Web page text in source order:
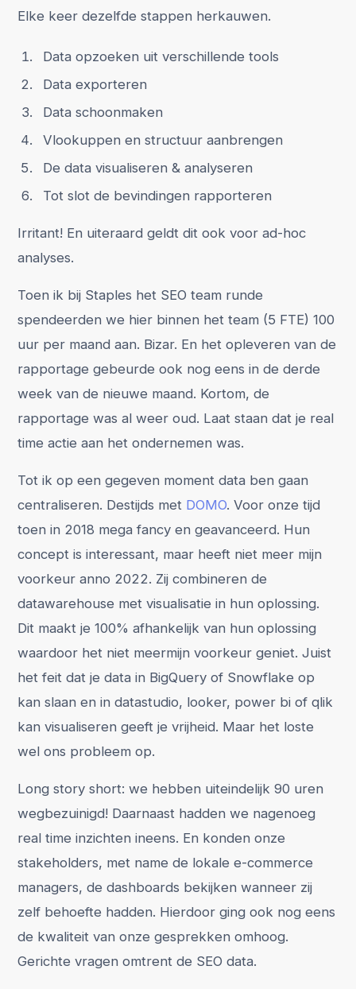
Elke keer dezelfde stappen herkauwen.
Data opzoeken uit verschillende tools
Data exporteren
Data schoonmaken
Vlookuppen en structuur aanbrengen
De data visualiseren & analyseren
Tot slot de bevindingen rapporteren
Irritant! En uiteraard geldt dit ook voor ad-hoc
analyses.
Toen ik bij Staples het SEO team runde
spendeerden we hier binnen het team (5 FTE) 100
uur per maand aan. Bizar. En het opleveren van de
rapportage gebeurde ook nog eens in de derde
week van de nieuwe maand. Kortom, de
rapportage was al weer oud. Laat staan dat je real
time actie aan het ondernemen was.
Tot ik op een gegeven moment data ben gaan
centraliseren. Destijds met DOMO. Voor onze tijd
toen in 2018 mega fancy en geavanceerd. Hun
concept is interessant, maar heeft niet meer mijn
voorkeur anno 2022. Zij combineren de
datawarehouse met visualisatie in hun oplossing.
Dit maakt je 100% afhankelijk van hun oplossing
waardoor het niet meermijn voorkeur geniet. Juist
het feit dat je data in BigQuery of Snowflake op
kan slaan en in datastudio, looker, power bi of qlik
kan visualiseren geeft je vrijheid. Maar het loste
wel ons probleem op.
Long story short: we hebben uiteindelijk 90 uren
wegbezuinigd! Daarnaast hadden we nagenoeg
real time inzichten ineens. En konden onze
stakeholders, met name de lokale e-commerce
managers, de dashboards bekijken wanneer zij
zelf behoefte hadden. Hierdoor ging ook nog eens
de kwaliteit van onze gesprekken omhoog.
Gerichte vragen omtrent de SEO data.